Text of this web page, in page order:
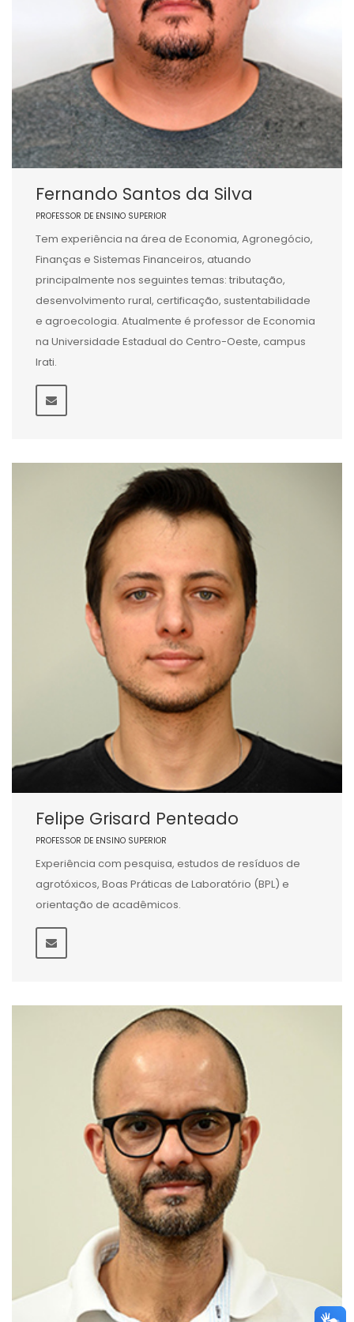
Fernando Santos da Silva
PROFESSOR DE ENSINO SUPERIOR
Tem experiência na área de Economia, Agronegócio,
Finanças e Sistemas Financeiros, atuando
principalmente nos seguintes temas: tributação,
desenvolvimento rural, certificação, sustentabilidade
e agroecologia. Atualmente é professor de Economia
na Universidade Estadual do Centro-Oeste, campus
Irati.
Felipe Grisard Penteado
PROFESSOR DE ENSINO SUPERIOR
Experiência com pesquisa, estudos de resíduos de
agrotóxicos, Boas Práticas de Laboratório (BPL) e
orientação de acadêmicos.